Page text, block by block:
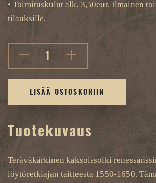
• Toimituskulut alk. 3,50eur. Ilmainen
tilauksille.
LISÄÄ OSTOSKORIIN
Tuotekuvaus
Teräväkärkinen kaksoissolki
löytöretkiajan taitteesta 1550-1650.